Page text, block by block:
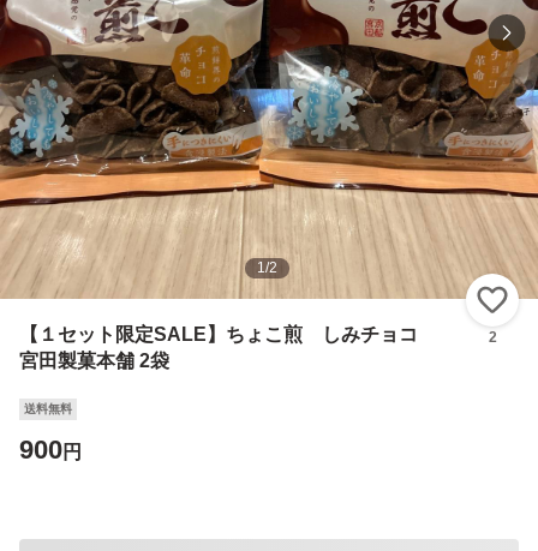
1/2
【１セット限定SALE】ちょこ煎 しみチョコ
宮田製菓本舗 2袋
2
送料無料
900円